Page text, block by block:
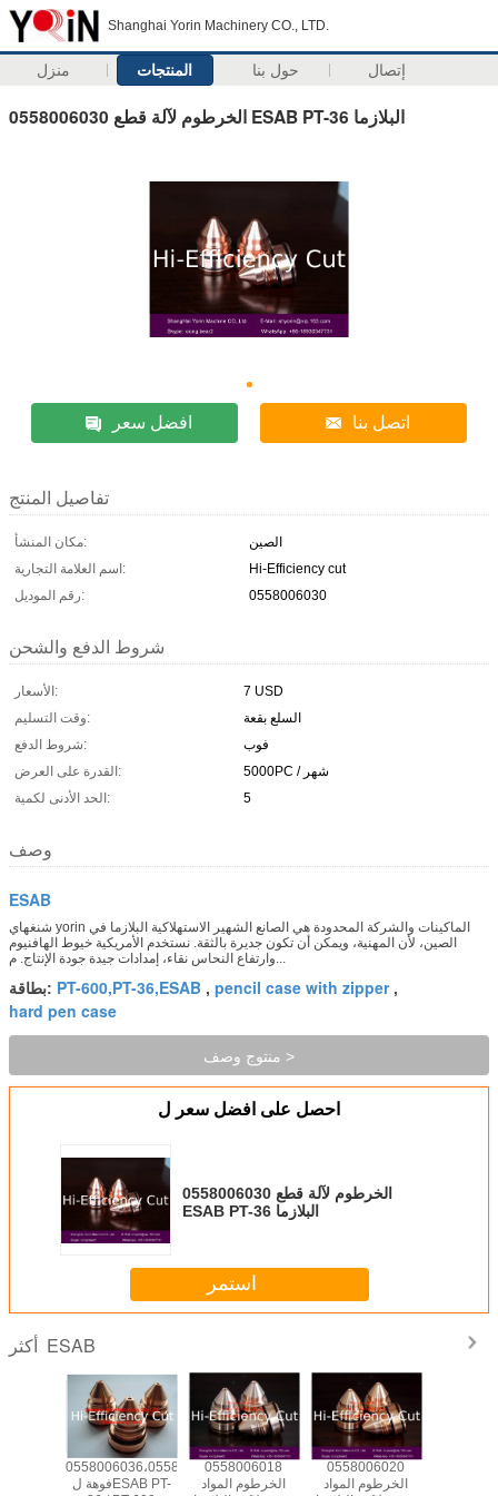
Shanghai Yorin Machinery CO., LTD.
منزل المنتجات حول بنا إتصال
0558006030 الخرطوم لآلة قطع ESAB PT-36 البلازما
افضل سعر اتصل بنا
تفاصيل المنتج
مكان المنشأ:
الصين
اسم العلامة التجارية:
Hi-Efficiency cut
رقم الموديل:
0558006030
شروط الدفع والشحن
الأسعار:
7 USD
وقت التسليم:
السلع بقعة
شروط الدفع:
فوب
القدرة على العرض:
5000PC / شهر
الحد الأدنى لكمية:
5
وصف
ESAB
شنغهاي yorin الماكينات والشركة المحدودة هي الصانع الشهير الاستهلاكية البلازما في
الصين، لأن المهنية، ويمكن أن تكون جديرة بالثقة. نستخدم الأمريكية خيوط الهافنيوم
وارتفاع النحاس نقاء، إمدادات جيدة جودة الإنتاج. م...
بطاقة: PT-600,PT-36,ESAB , pencil case with zipper,
hard pen case
منتوج وصف >
احصل على افضل سعر ل
0558006030 الخرطوم لآلة قطع
ESAB PT-36 البلازما
استمر
ESAB
0558006036،0558006030،0558006041
فوهة لESAB PT-
0558006018
الخرطوم المواد
0558006020
الخرطوم المواد